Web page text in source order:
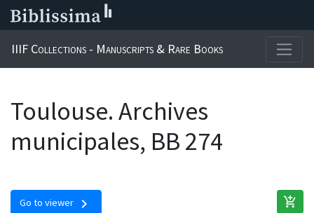
IIIF Collections - Manuscripts & Rare Books
Toulouse. Archives
municipales, BB 274
Go to viewer chevron_right add_shopping_cart